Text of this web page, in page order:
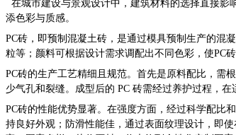
在城市建设与景观设计中，建筑材料的选择直接影
添色彩与质感。
PC砖，即预制混凝土砖，是通过模具预制生产的混
粒等；颜料可根据设计需求调配出不同色彩，使PC
PC砖的生产工艺精细且规范。首先是原料配比，需
少气孔和裂缝。成型后的 PC 砖需经过养护过程，
PC砖的性能优势显著。在强度方面 ，经过科学配比
持良好外观； 防滑性能佳 ，通过表面纹理设计，即